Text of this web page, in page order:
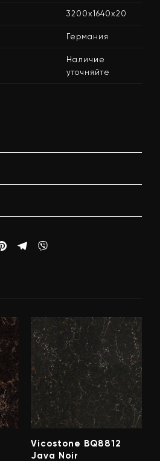
3200х1640х20
Германия
Наличие
уточняйте
Vicostone BQ8812
Java Noir